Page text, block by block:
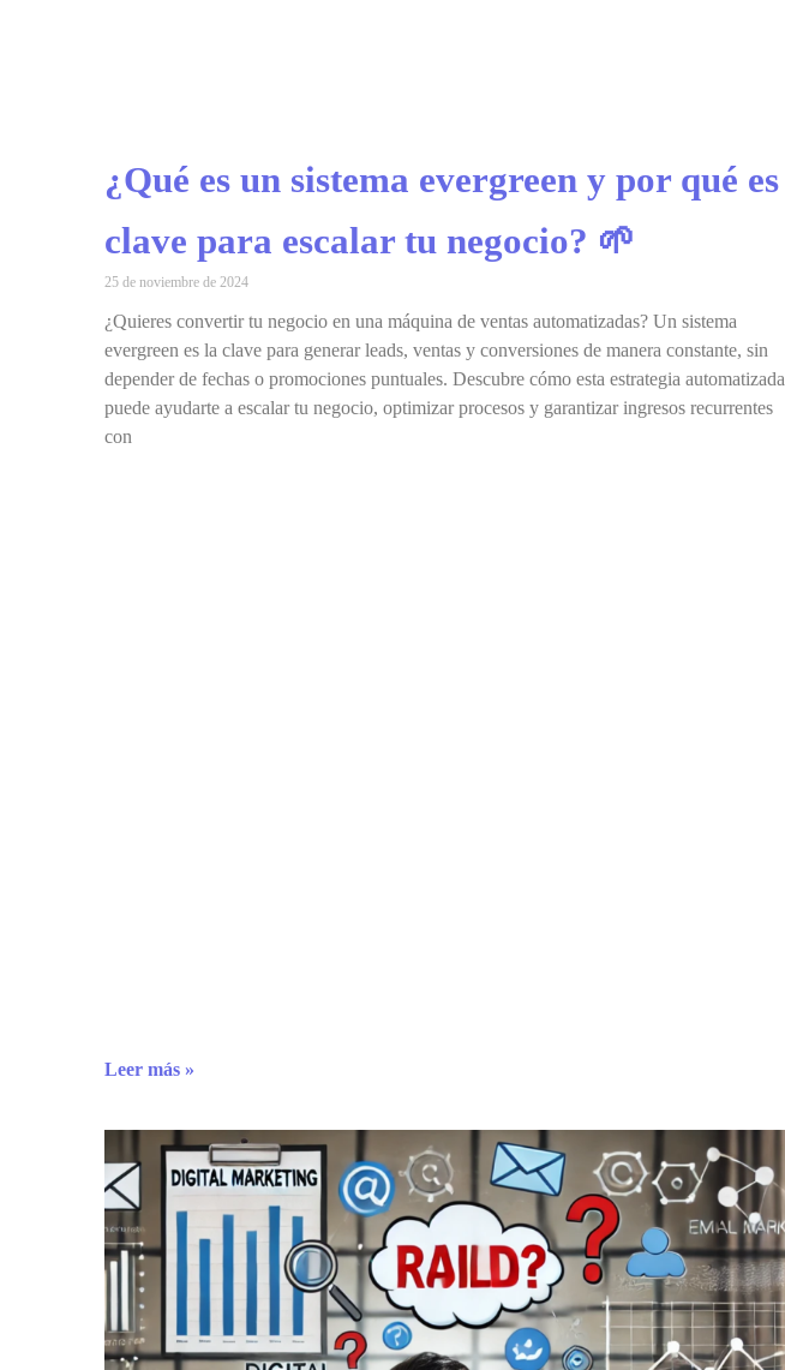
¿Qué es un sistema evergreen y por qué es
clave para escalar tu negocio? 🌱
25 de noviembre de 2024
¿Quieres convertir tu negocio en una máquina de ventas automatizadas? Un sistema
evergreen es la clave para generar leads, ventas y conversiones de manera constante, sin
depender de fechas o promociones puntuales. Descubre cómo esta estrategia automatizada
puede ayudarte a escalar tu negocio, optimizar procesos y garantizar ingresos recurrentes
con
Leer más »